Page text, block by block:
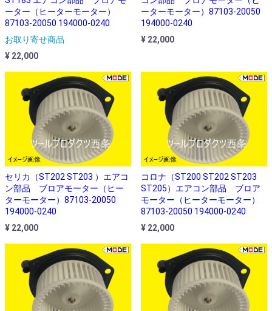
ーター（ヒーターモーター）
87103-20050 194000-0240
お取り寄せ商品
¥ 22,000
ーターモーター）87103-20050
194000-0240
¥ 22,000
セリカ（ST202 ST203 ）エアコ
ン部品 ブロアモーター（ヒー
ターモーター）87103-20050
194000-0240
¥ 22,000
コロナ（ST200 ST202 ST203
ST205）エアコン部品 ブロア
モーター（ヒーターモーター）
87103-20050 194000-0240
¥ 22,000